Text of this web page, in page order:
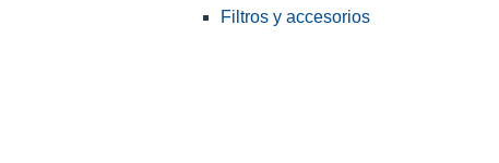
Filtros y accesorios